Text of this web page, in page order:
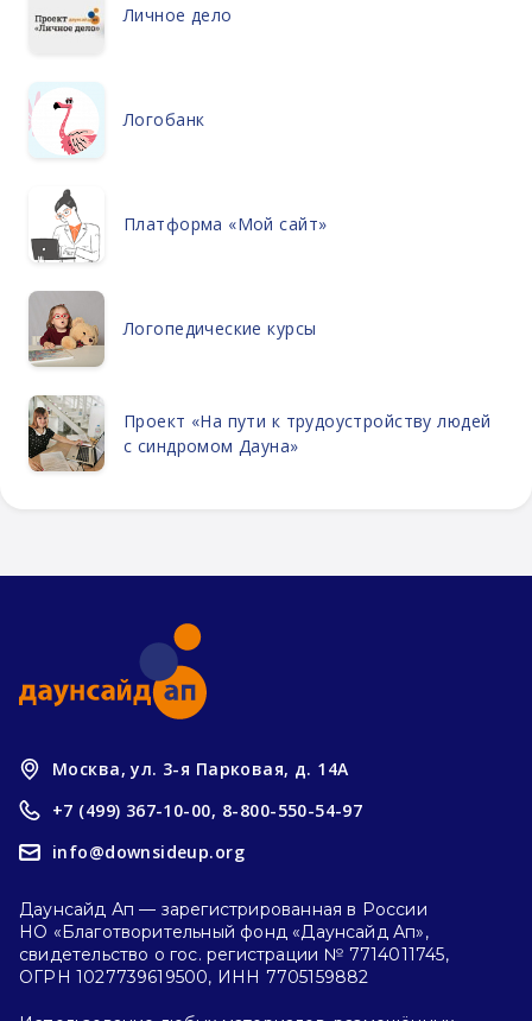
Личное дело
Логобанк
Платформа «Мой сайт»
Логопедические курсы
Проект «На пути к трудоустройству людей
с синдромом Дауна»
Москва, ул. 3-я Парковая, д. 14А
+7 (499) 367-10-00, 8-800-550-54-97
info@downsideup.org
Даунсайд Ап — зарегистрированная в России
НО «Благотворительный фонд «Даунсайд Ап»,
свидетельство о гос. регистрации № 7714011745,
ОГРН 1027739619500, ИНН 7705159882